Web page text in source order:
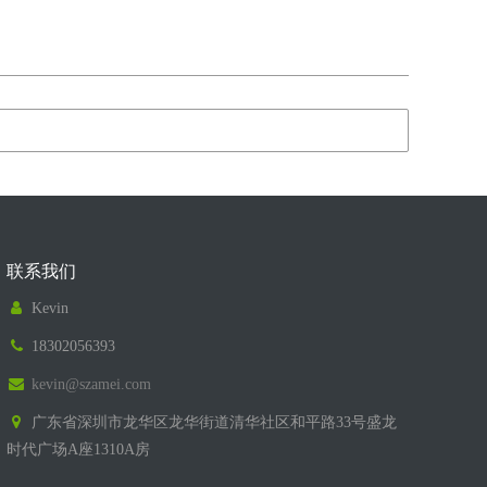
联系我们
Kevin
18302056393
kevin@szamei.com
广东省深圳市龙华区龙华街道清华社区和平路33号盛龙
时代广场A座1310A房